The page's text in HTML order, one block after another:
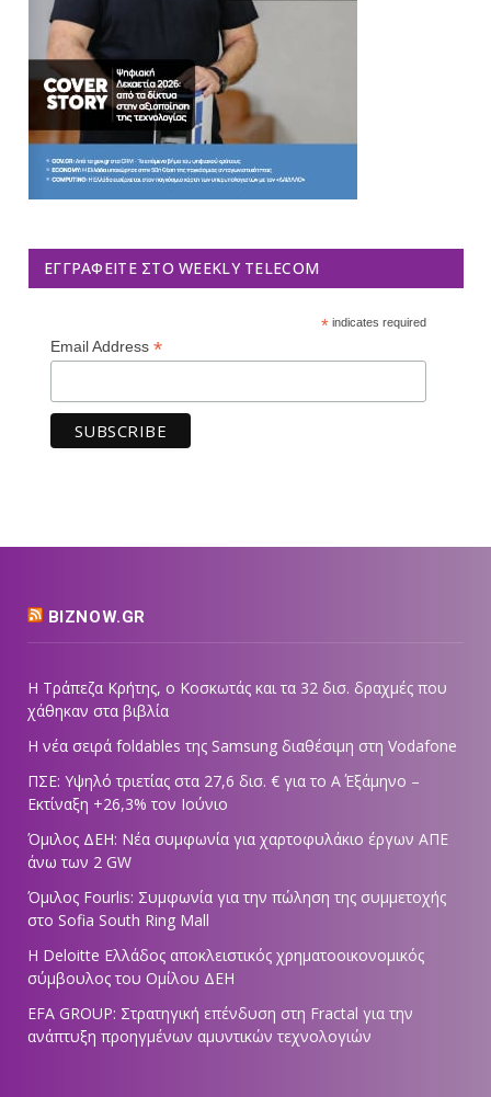
ΕΓΓΡΑΦΕΊΤΕ ΣΤΟ WEEKLY TELECOM
*indicates required
Email Address *
BIZNOW.GR
Η Τράπεζα Κρήτης, ο Κοσκωτάς και τα 32 δισ. δραχμές που
χάθηκαν στα βιβλία
Η νέα σειρά foldables της Samsung διαθέσιμη στη Vodafone
ΠΣΕ: Υψηλό τριετίας στα 27,6 δισ. € για το Α΄ Εξάμηνο –
Εκτίναξη +26,3% τον Ιούνιο
Όμιλος ΔΕΗ: Νέα συμφωνία για χαρτοφυλάκιο έργων ΑΠΕ
άνω των 2 GW
Όμιλος Fourlis: Συμφωνία για την πώληση της συμμετοχής
στο Sofia South Ring Mall
Η Deloitte Ελλάδος αποκλειστικός χρηματοοικονομικός
σύμβουλος του Ομίλου ΔΕΗ
EFA GROUP: Στρατηγική επένδυση στη Fractal για την
ανάπτυξη προηγμένων αμυντικών τεχνολογιών